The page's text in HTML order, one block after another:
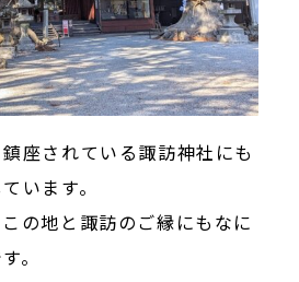
座されている諏訪神社にも
います。
の地と諏訪のご縁にもなに
。